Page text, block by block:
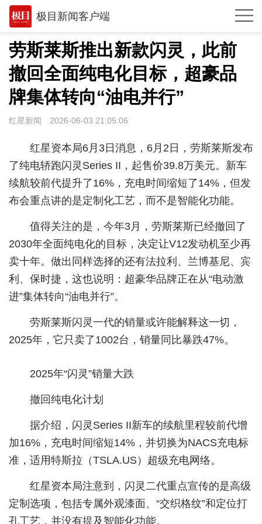
极目新闻客户端
推荐
观点
时政
湖北
世相
环球
极客圈
经济
城建
健康
相亲
汽车
房产
文化
劳斯莱斯推出新款闪灵，此前
撤回全面纯电化目标，超豪品
牌集体转向“油电并行”
红星新闻 2026-06-03 21:05:06
红星资本局6月3日消息，6月2日，劳斯莱斯发布
了纯电轿跑闪灵Series II，起售价39.8万美元。新车
续航较前代提升了16%，充电时间缩短了14%，但发
布会重点讲的是定制化工艺，而不是智能化功能。
值得关注的是，今年3月，劳斯莱斯已经撤回了
2030年全面纯电化的目标，决定让V12发动机至少再
卖十年。做出同样选择的还有法拉利、兰博基尼、宾
利、保时捷，这也说明：超豪华品牌正在从“电动激
进”集体转向“油电并行”。
劳斯莱斯闪灵一代的销量或许能解释这一切，
2025年，它只卖了1002台，销量同比暴跌47%。
2025年“闪灵”销量大跌
撤回纯电化计划
据介绍，闪灵Series II新车的续航里程较前代增
加16%，充电时间缩短14%，并切换为NACS充电标
准，适用特斯拉（TSLA.US）超级充电网络。
红星资本局注意到，闪灵二代重点宣传的是高级
定制选项，包括专属外观漆面、“交织格纹”和定位打
孔工艺，并没有提及智能化功能。